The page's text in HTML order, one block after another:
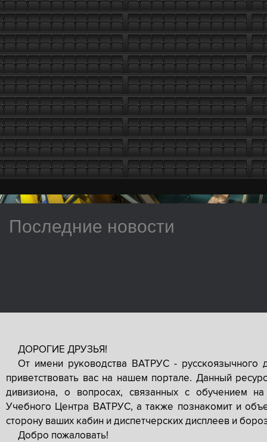
Последние новости
ДОРОГИЕ ДРУЗЬЯ!
От имени руководства ВАТРУС -
приветствовать вас на нашем портале. Данный
дивизиона, о вопросах, связанных с обучением
Учебного Центра ВАТРУС, а также познакомит и
сторону ваших кабин и диспетчерских дисплеев и
Добро пожаловать!